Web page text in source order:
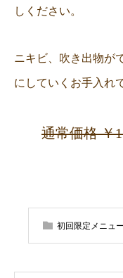
しください。
ニキビ、吹き出物が
にしていくお手入れ
通常価格 ￥
初回限定メニュー